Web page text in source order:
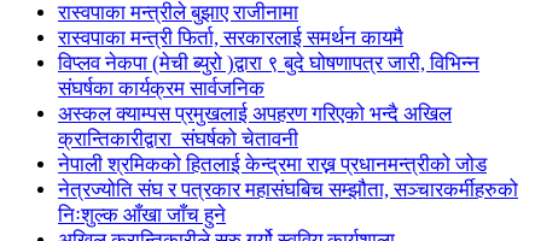
रास्वपाका मन्त्रीले बुझाए राजीनामा
रास्वपाका मन्त्री फिर्ता, सरकारलाई समर्थन कायमै
विप्लव नेकपा (मेची ब्युरो )द्वारा ९ बुदे घोषणापत्र जारी, विभिन्न
संघर्षका कार्यक्रम सार्वजनिक
अस्कल क्याम्पस प्रमुखलाई अपहरण गरिएको भन्दै अखिल
क्रान्तिकारीद्वारा संघर्षको चेतावनी
नेपाली श्रमिकको हितलाई केन्द्रमा राख्न प्रधानमन्त्रीको जोड
नेत्रज्योति संघ र पत्रकार महासंघबिच सम्झौता, सञ्चारकर्मीहरुको
निःशुल्क आँखा जाँच हुने